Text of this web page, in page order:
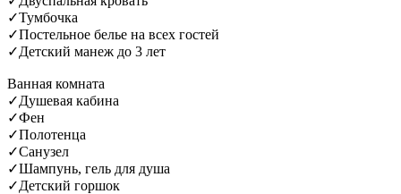
✓Тумбочка
✓Постельное белье на всех гостей
✓Детский манеж до 3 лет
Ванная комната
✓Душевая кабина
✓Фен
✓Полотенца
✓Санузел
✓Шампунь, гель для душа
✓Детский горшок